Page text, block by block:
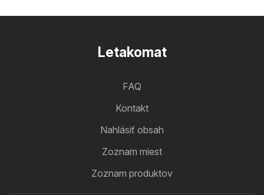
Letakomat
FAQ
Kontakt
Nahlásiť obsah
Zoznam miest
Zoznam produktov